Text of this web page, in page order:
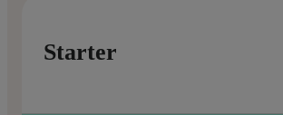
Starter